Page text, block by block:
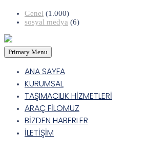
Genel (1.000)
sosyal medya (6)
Primary Menu
ANA SAYFA
KURUMSAL
TAŞIMACILIK HİZMETLERİ
ARAÇ FİLOMUZ
BİZDEN HABERLER
İLETİŞİM